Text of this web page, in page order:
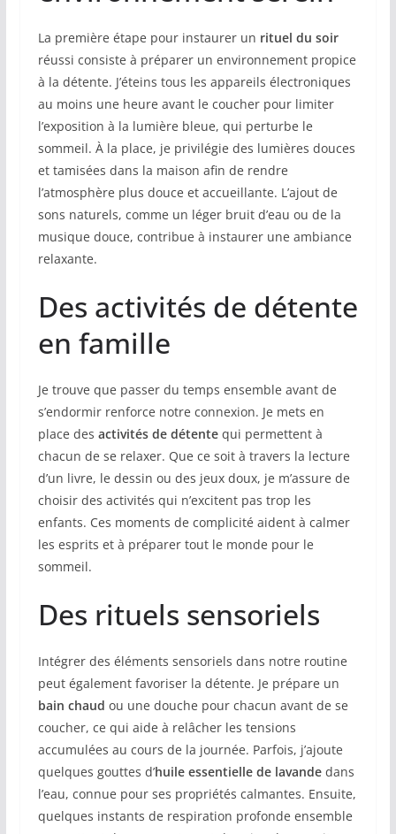
La première étape pour instaurer un rituel du soir
réussi consiste à préparer un environnement propice
à la détente. J’éteins tous les appareils électroniques
au moins une heure avant le coucher pour limiter
l’exposition à la lumière bleue, qui perturbe le
sommeil. À la place, je privilégie des lumières douces
et tamisées dans la maison afin de rendre
l’atmosphère plus douce et accueillante. L’ajout de
sons naturels, comme un léger bruit d’eau ou de la
musique douce, contribue à instaurer une ambiance
relaxante.
Des activités de détente
en famille
Je trouve que passer du temps ensemble avant de
s’endormir renforce notre connexion. Je mets en
place des activités de détentequi permettent à
chacun de se relaxer. Que ce soit à travers la lecture
d’un livre, le dessin ou des jeux doux, je m’assure de
choisir des activités qui n’excitent pas trop les
enfants. Ces moments de complicité aident à calmer
les esprits et à préparer tout le monde pour le
sommeil.
Des rituels sensoriels
Intégrer des éléments sensoriels dans notre routine
peut également favoriser la détente. Je prépare un
bain chaud ou une douche pour chacun avant de se
coucher, ce qui aide à relâcher les tensions
accumulées au cours de la journée. Parfois, j’ajoute
quelques gouttes d’huile essentielle de lavandedans
l’eau, connue pour ses propriétés calmantes. Ensuite,
quelques instants de respiration profonde ensemble